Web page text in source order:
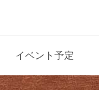
イベント予定